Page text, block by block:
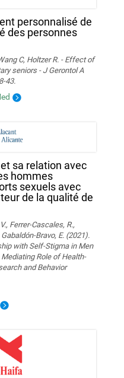
personnalisé de
des personnes
C, Holtzer R. - Effect of
seniors - J Gerontol A
43.
sa relation avec
hommes
sexuels avec
de la qualité de
Ferrer-Cascales, R.,
Bravo, E. (2021).
with Self-Stigma in Men
Role of Health-
and Behavior